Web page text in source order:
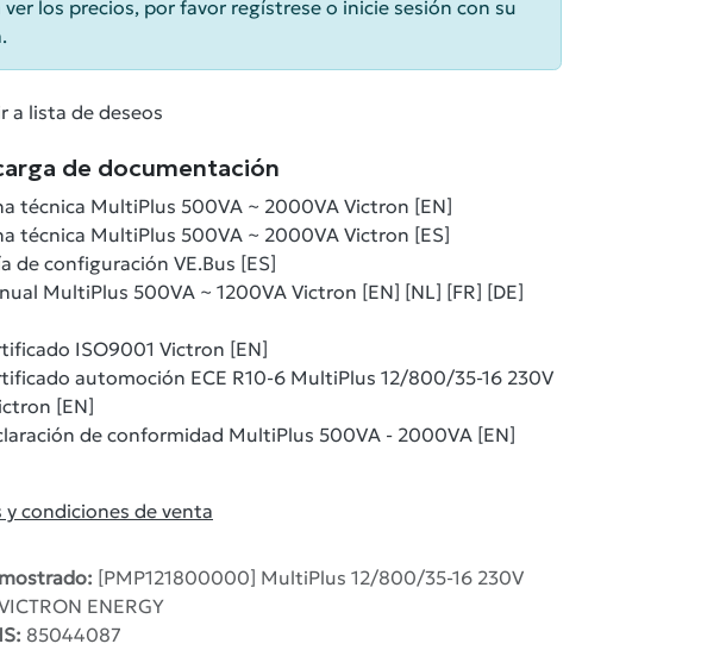
ver los precios, por favor regístrese o inicie sesión con su
a lista de deseos
de documentación
técnica MultiPlus 500VA ~ 2000VA Victron [EN]
técnica MultiPlus 500VA ~ 2000VA Victron [ES]
de configuración VE.Bus [ES]
MultiPlus 500VA ~ 1200VA Victron [EN] [NL] [FR] [DE]
ISO9001 Victron [EN]
automoción ECE R10-6 MultiPlus 12/800/35-16 230V
[EN]
de conformidad MultiPlus 500VA - 2000VA [EN]
y condiciones de venta
[PMP121800000] MultiPlus 12/800/35-16 230V
ENERGY
85044087